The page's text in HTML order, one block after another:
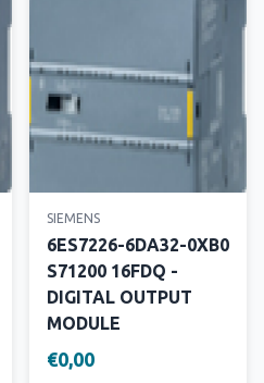
SIEMENS
6ES7226-6DA32-0XB0
S71200 16FDQ -
DIGITAL OUTPUT
MODULE
€0,00